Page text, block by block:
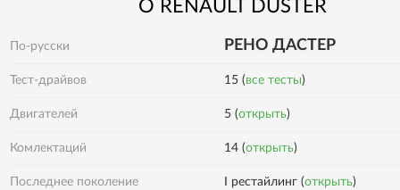
О RENAULT DUSTER
По-русски РЕНО ДАСТЕР
Тест-драйвов 15 (все тесты)
Двигателей 5 (открыть)
Комлектаций 14 (открыть)
Последнее поколение I рестайлинг (открыть)